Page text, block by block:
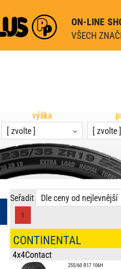
ON-LINE
VŠECH
výška
[ zvolte ]
[ zvolte
Seřadit Dle ceny od nejlevnější
1
CONTINENTAL
4x4Contact
255/60 R17 106H